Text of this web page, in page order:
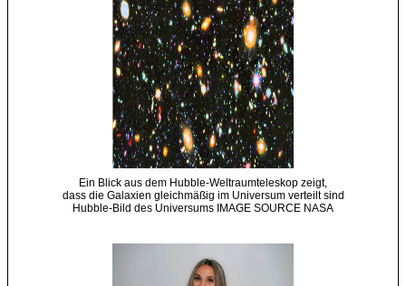
Ein Blick aus dem Hubble-Weltraumteleskop zeigt,
dass die Galaxien gleichmäßig im Universum verteilt sind
Hubble-Bild des Universums IMAGE SOURCE NASA